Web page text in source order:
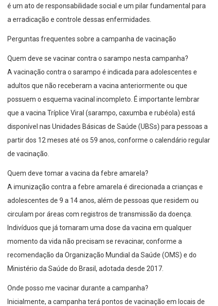
é um ato de responsabilidade social e um pilar fundamental para
a erradicação e controle dessas enfermidades.
Perguntas frequentes sobre a campanha de vacinação
Quem deve se vacinar contra o sarampo nesta campanha?
A vacinação contra o sarampo é indicada para adolescentes e
adultos que não receberam a vacina anteriormente ou que
possuem o esquema vacinal incompleto. É importante lembrar
que a vacina Tríplice Viral (sarampo, caxumba e rubéola) está
disponível nas Unidades Básicas de Saúde (UBSs) para pessoas a
partir dos 12 meses até os 59 anos, conforme o calendário regular
de vacinação.
Quem deve tomar a vacina da febre amarela?
A imunização contra a febre amarela é direcionada a crianças e
adolescentes de 9 a 14 anos, além de pessoas que residem ou
circulam por áreas com registros de transmissão da doença.
Indivíduos que já tomaram uma dose da vacina em qualquer
momento da vida não precisam se revacinar, conforme a
recomendação da Organização Mundial da Saúde (OMS) e do
Ministério da Saúde do Brasil, adotada desde 2017.
Onde posso me vacinar durante a campanha?
Inicialmente, a campanha terá pontos de vacinação em locais de